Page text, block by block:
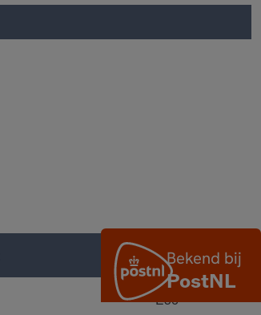
1009
E36